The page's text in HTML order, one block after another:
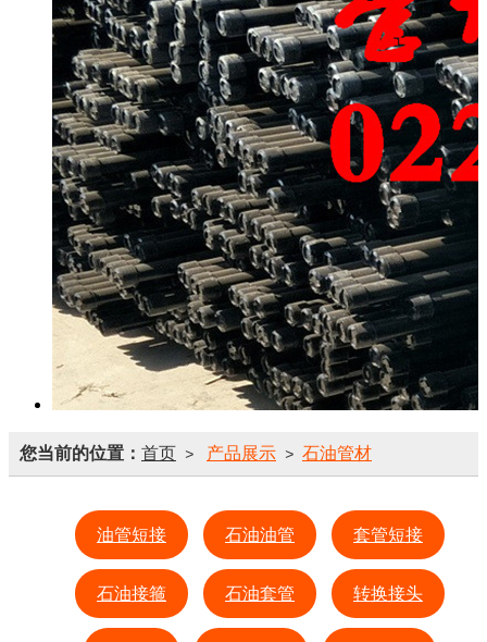
您当前的位置： 首页 > 产品展示 > 石油管材
油管短接 石油油管 套管短接
石油接箍 石油套管 转换接头